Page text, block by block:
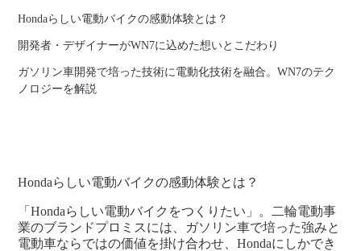
Hondaらしい電動バイクの感動体験とは？
開発者・デザイナーがWN7に込めた想いとこだわり
ガソリン車開発で培った技術に電動化技術を融合。WN7のテク
ノロジーを解説
Hondaらしい電動バイクの感動体験とは？
「Hondaらしい電動バイクをつくりたい」。二輪電動事
業のブランドプロミスには、ガソリン車で培った強みと
電動車ならではの価値を掛け合わせ、Hondaにしかでき